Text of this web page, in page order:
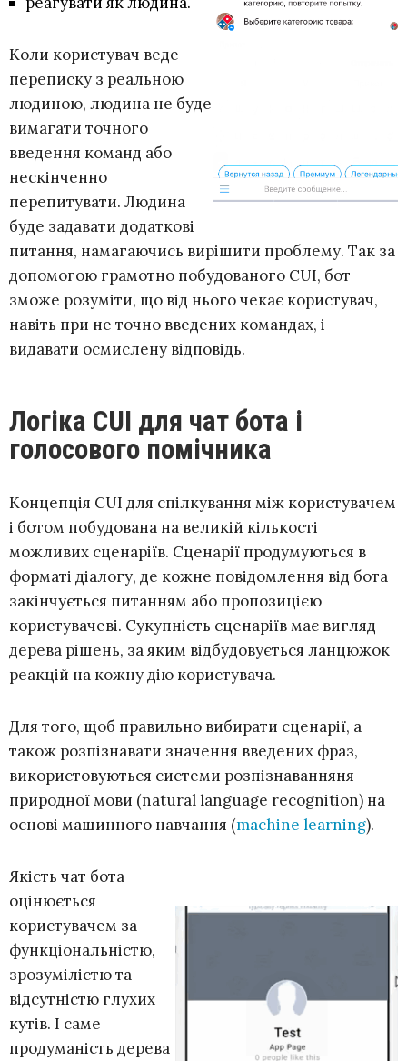
Коли користувач веде
переписку з реальною
людиною, людина не буде
вимагати точного
введення команд або
нескінченно
перепитувати. Людина
буде задавати додаткові
питання, намагаючись вирішити проблему. Так за
допомогою грамотно побудованого CUI, бот
зможе розуміти, що від нього чекає користувач,
навіть при не точно введених командах, і
видавати осмислену відповідь.
Логіка CUI для чат бота і
голосового помічника
Концепція CUI для спілкування між користувачем
і ботом побудована на великій кількості
можливих сценаріїв. Сценарії продумуються в
форматі діалогу, де кожне повідомлення від бота
закінчується питанням або пропозицією
користувачеві. Сукупність сценаріїв має вигляд
дерева рішень, за яким відбудовується ланцюжок
реакцій на кожну дію користувача.
Для того, щоб правильно вибирати сценарії, а
також розпізнавати значення введених фраз,
використовуються системи розпізнаванняня
природної мови (natural language recognition) на
основі машинного навчання (machine learning).
Якість чат бота
оцінюється
користувачем за
функціональністю,
зрозумілістю та
відсутністю глухих
кутів. І саме
продуманість дерева